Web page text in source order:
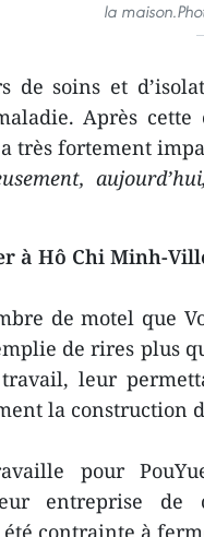
la
de soins et
Après
très fortement
à Hô Chi Minh-
de motel que
de rires plus
leur
la construction
pour
entreprise de
contrainte à